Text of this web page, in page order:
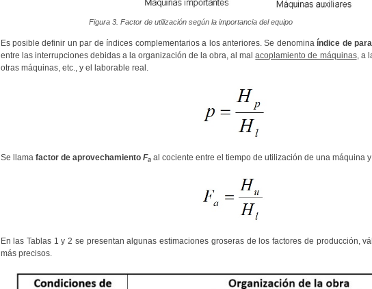
Figura 3. Factor de utilización según la importancia del equipo
Es posible definir un par de índices complementarios a los anteriores. Se denominaíndice de
entre las interrupciones debidas a la organización de la obra, al malacoplamiento de máquinas, a
otras máquinas, etc., y el laborable real.
Se llamafactor de aprovechamiento Faal cociente entre el tiempo de utilización de una máquina
En las Tablas 1 y 2 se presentan algunas estimaciones groseras de los factores de producción,
más precisos.